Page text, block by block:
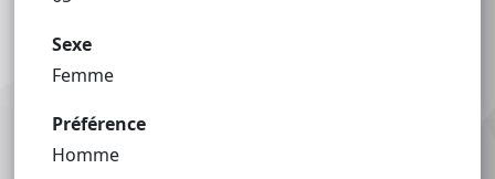
Sexe
Femme
Préférence
Homme